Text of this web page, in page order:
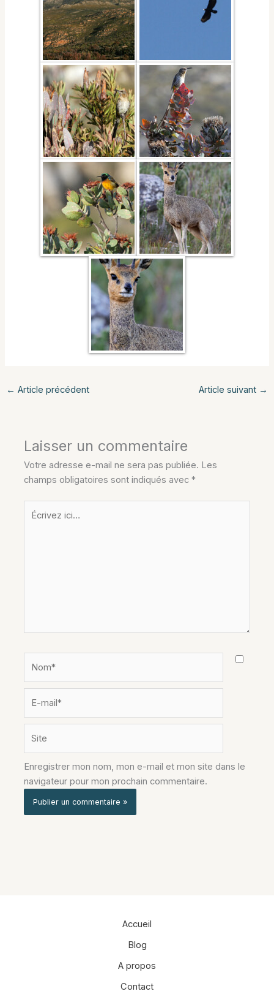
← Article précédent Article suivant →
Laisser un commentaire
Votre adresse e-mail ne sera pas publiée. Les
champs obligatoires sont indiqués avec*
Écrivez
ici…
mail*
Enregistrer mon nom, mon e-mail et mon site dans le
navigateur pour mon prochain commentaire.
Accueil
Blog
A propos
Contact